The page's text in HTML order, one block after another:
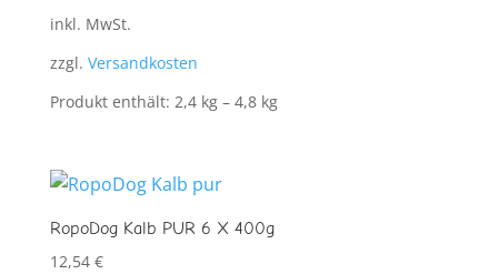
inkl. MwSt.
zzgl. Versandkosten
Produkt enthält: 2,4 kg– 4,8 kg
RopoDog Kalb PUR 6 X 400g
12,54 €